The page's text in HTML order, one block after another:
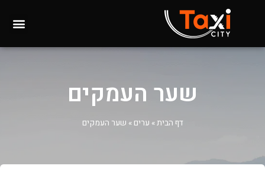
שער העמקים
דף הבית» ערים » שער העמקים